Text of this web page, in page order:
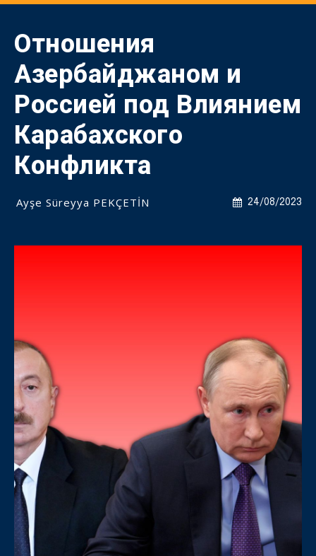
Отношения
Азербайджаном и
Россией под Влиянием
Карабахского
Конфликта
24/08/2023
Ayşe Süreyya PEKÇETİN